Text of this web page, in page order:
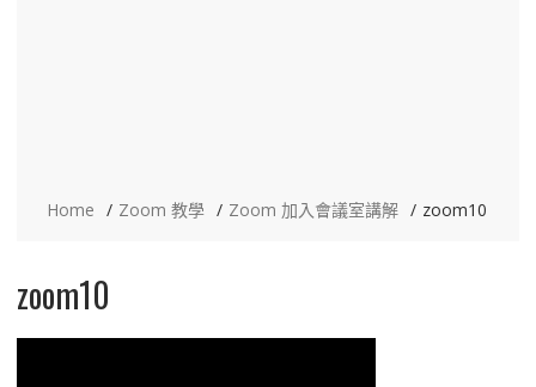
Home Zoom 教學 Zoom 加入會議室講解 zoom10
zoom10